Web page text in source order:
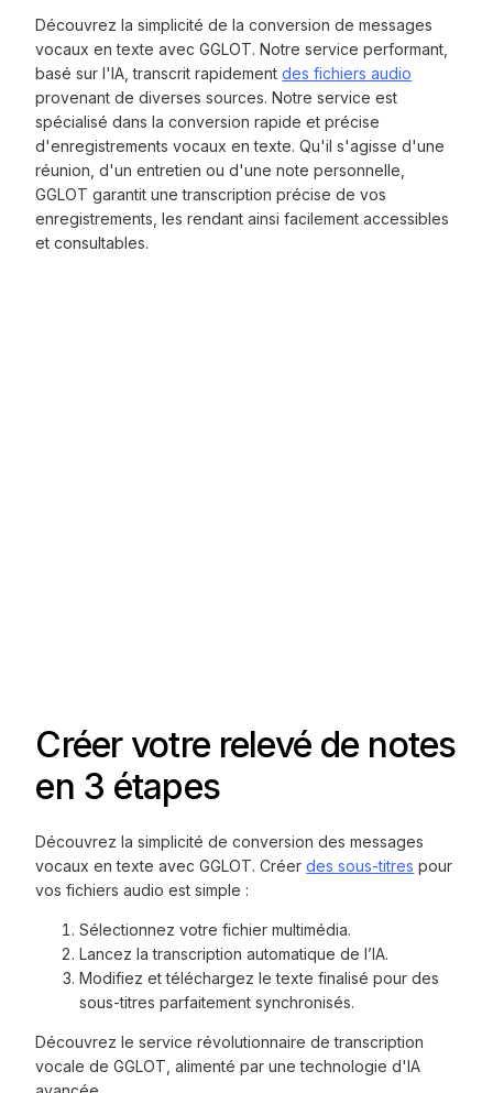
Découvrez la simplicité de la conversion de messages
vocaux en texte avec GGLOT. Notre service performant,
basé sur l'IA, transcrit rapidementdes fichiers audio
provenant de diverses sources. Notre service est
spécialisé dans la conversion rapide et précise
d'enregistrements vocaux en texte. Qu'il s'agisse d'une
réunion, d'un entretien ou d'une note personnelle,
GGLOT garantit une transcription précise de vos
enregistrements, les rendant ainsi facilement accessibles
et consultables.
Créer votre relevé de notes
en 3 étapes
Découvrez la simplicité de conversion des messages
vocaux en texte avec GGLOT. Créerdes sous-titres pour
vos fichiers audio est simple :
Sélectionnez votre fichier multimédia.
Lancez la transcription automatique de l’IA.
Modifiez et téléchargez le texte finalisé pour des
sous-titres parfaitement synchronisés.
Découvrez le service révolutionnaire de transcription
vocale de GGLOT, alimenté par une technologie d'IA